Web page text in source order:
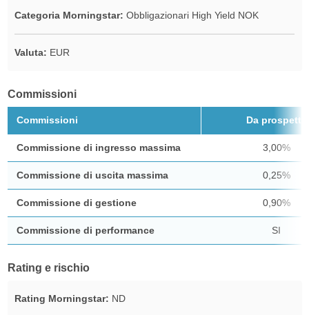
Categoria Morningstar: Obbligazionari High Yield NOK
Valuta: EUR
Commissioni
Commissioni Da prospetto
Commissione di ingresso massima 3,00%
Commissione di uscita massima 0,25%
Commissione di gestione 0,90%
Commissione di performance SI
Rating e rischio
Rating Morningstar: ND